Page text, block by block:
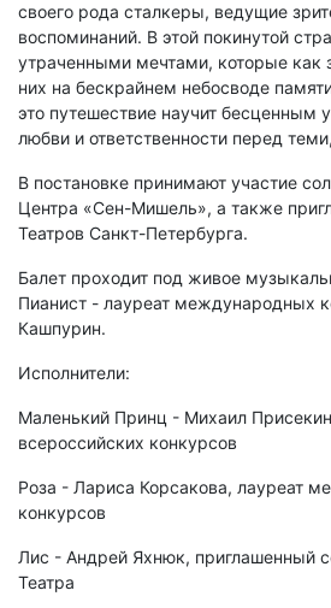
своего рода сталкеры, ведущие
воспоминаний. В этой покинутой
утраченными мечтами, которые как
них на бескрайнем небосводе
это путешествие научит бесценным
любви и ответственности перед
В постановке принимают участие
Центра «Сен-Мишель», а также
Театров Санкт-Петербурга.
Балет проходит под живое
Пианист - лауреат международных
Кашпурин.
Исполнители:
Маленький Принц - Михаил
всероссийских конкурсов
Роза - Лариса Корсакова, лауреат
конкурсов
Лис - Андрей Яхнюк, приглашенный
Театра